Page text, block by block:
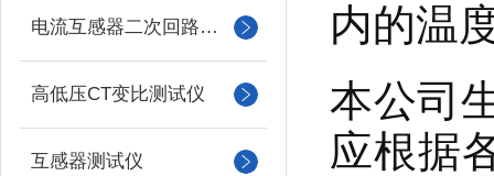
电流互感器二次回路负载测试仪
高低压CT变比测试仪
互感器测试仪
内的温
本公司
应根据